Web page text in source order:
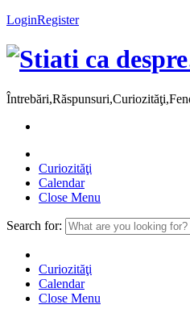
LoginRegister
Curiozităţi
Calendar
Close Menu
Search for:
Curiozităţi
Calendar
Close Menu